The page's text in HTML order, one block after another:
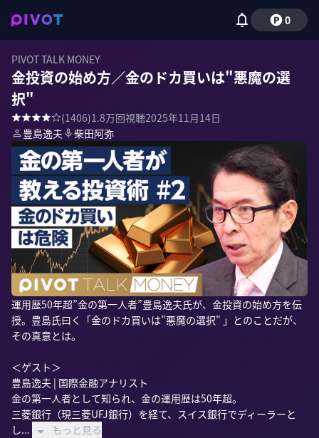
0
PIVOT TALK MONEY
金投資の始め方／金のドカ買いは"悪魔の選
択"
(1406)1.8万回視聴2025年11月14日
豊島逸夫
柴田阿弥
運用歴50年超”金の第一人者”豊島逸夫氏が、金投資の始め方を伝
授。豊島氏曰く「金のドカ買いは"悪魔の選択" 」とのことだが、
その真意とは。
＜ゲスト＞
豊島逸夫 | 国際金融アナリスト
金の第一人者として知られ、金の運用歴は50年超。
三菱銀行（現三菱UFJ銀行）を経て、スイス銀行でディーラーと
し...
もっと見る